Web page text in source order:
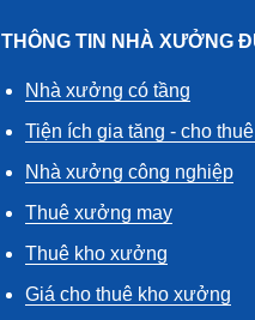
THÔNG TIN NHÀ XƯỞNG
Nhà xưởng có tầng
Tiện ích gia tăng - cho
Nhà xưởng công nghiệp
Thuê xưởng may
Thuê kho xưởng
Giá cho thuê kho xưởng